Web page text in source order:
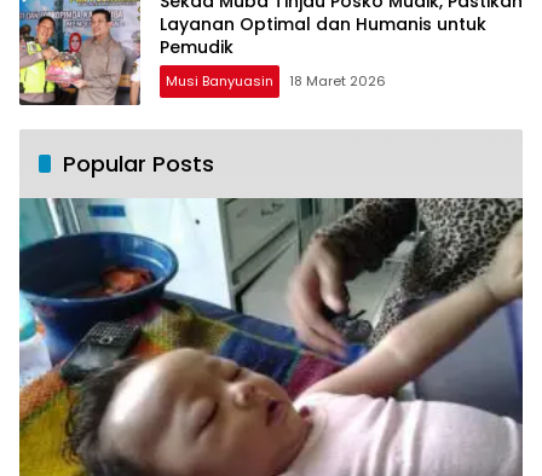
Layanan Optimal dan Humanis untuk
Pemudik
Musi Banyuasin 18 Maret 2026
Popular Posts